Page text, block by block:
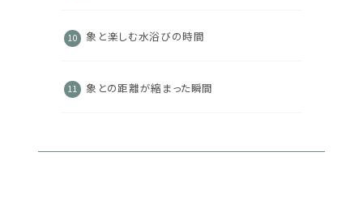
象と楽しむ水浴びの時間
象との距離が縮まった瞬間